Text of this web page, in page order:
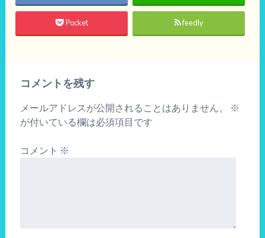
Pocket feedly
コメントを残す
メールアドレスが公開されることはありません。
※
が付いている欄は必須項目です
コメント ※